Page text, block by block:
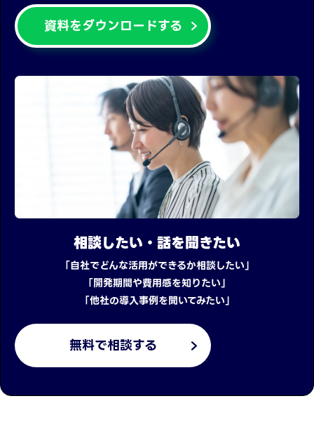
資料をダウンロードする
相談したい・話を聞きたい
「自社でどんな活用ができるか相談したい」
「開発期間や費用感を知りたい」
「他社の導入事例を聞いてみたい」
無料で相談する